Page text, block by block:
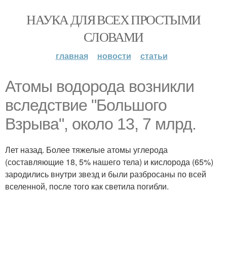
НАУКА ДЛЯ ВСЕХ ПРОСТЫМИ
СЛОВАМИ
главная новости статьи
Атомы водорода возникли
вследствие "Большого
Взрыва", около 13, 7 млрд.
Лет назад. Более тяжелые атомы углерода
(составляющие 18, 5% нашего тела) и кислорода (65%)
зародились внутри звезд и были разбросаны по всей
вселенной, после того как светила погибли.